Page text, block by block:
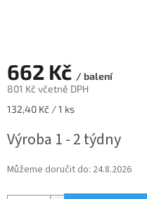
662 Kč / balení
801 Kč včetně DPH
Měrná
132,40 Kč / 1 ks
Výroba 1 - 2 týdny
Můžeme doručit do: 24.8.2026